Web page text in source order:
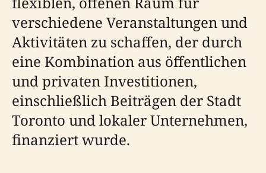
verschiedene Veranstaltungen und
Aktivitäten zu schaffen, der durch
eine Kombination aus öffentlichen
und privaten Investitionen,
einschließlich Beiträgen der Stadt
Toronto und lokaler Unternehmen,
finanziert wurde.